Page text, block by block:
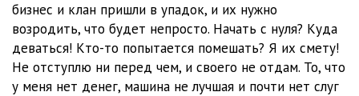
017
018 29:10
29:53
бизнес и клан пришли в упадок, и их нужно
возродить, что будет непросто. Начать с нуля? Куда
деваться! Кто-то попытается помешать? Я их смету!
Не отступлю ни перед чем, и своего не отдам. То, что
у меня нет денег, машина не лучшая и почти нет слуг